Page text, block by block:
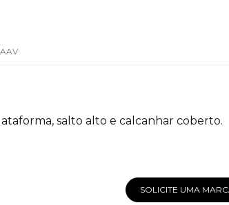
salto alto e calcanhar coberto.
SOLICITE UMA